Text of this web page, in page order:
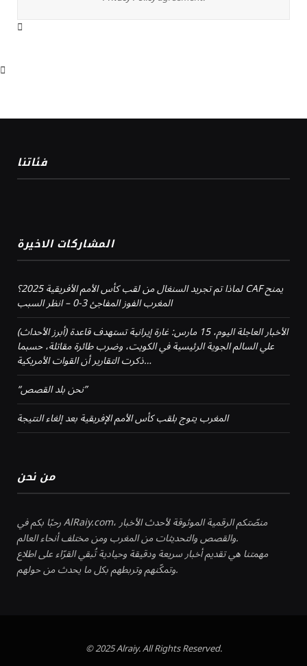
فئاتنا
المشاركات الاخيرة
لماذا تم تجريد السنغال من لقب كأس الأمم الأفريقية 2025؟ CAF يمنح
المغرب الفوز المفاجئ 3-0 – انظر السبب
(أبرز الأحداث) الأخبار العاجلة اليوم، 15 مارس: غارة إيرانية تستهدف قاعدة
علي السالم الجوية الرئيسية في الكويت، وضرب طائرة مقاتلة، حسبما
ذكرت التقارير أن القوات الأمريكية…
“نحن بلد القصص”
المغرب يتوج بلقب كأس الأمم الإفريقية بعد إلغاء النتيجة
من نحن
رحبًا بكم في AlRaiy.com، منصّتكم الرقمية الموثوقة لأحدث الأخبار
والقصص والتحديثات من المغرب ومن مختلف أنحاء العالم.
مهمتنا هي تقديم أخبار سريعة ودقيقة وحيادية تُبقي القرّاء على اطلاع
وتمكّنهم وتربطهم بكل ما يحدث من حولهم.
© 2025 Alraiy. All Rights Reserved.